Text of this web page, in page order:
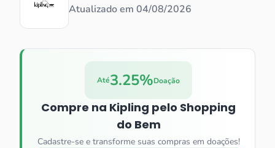
Atualizado em 04/08/2026
Até3.25%Doação
Compre na Kipling pelo Shopping
do Bem
Cadastre-se e transforme suas compras em doações!